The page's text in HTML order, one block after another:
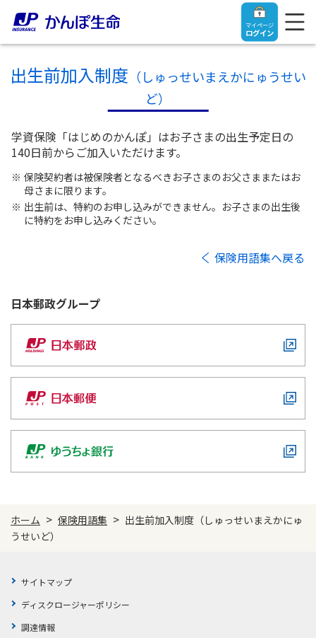
マイページ
ログイン
ご契約者さま
ご契約者さま
入院保険金・手術保険金のご請求
お手続き一覧
きっかけ・できごとから探す
新規登録
保険をご検討中のお客さま
終身保険
養老保険
定期保険
学資保険
長寿支援保険
お見積りシミュレーション
保険かんたん診断
これからのライフイベントでかかる費用とは？
【まずはご相談ください】企業経営でお悩みの方はこ
ちら
法人のお客さま向け商品一覧
目的から探す
お役立ち情報
かんぽ生命の団体取扱い
法人向け資料請求
お役立ち情報
かんぽのLifeサポートナビ
保険
お金
子育て
かんぽ生命について
かんぽ生命について
ご挨拶
会社概要
財務情報
日本郵政グループとしての取り組み
採用情報
CM・オウンドメディア／ソーシャルメディア
よくあるご質問
お問い合わせ
サステナビリティ
English
出生前加入制度 （しゅっせいまえかにゅうせい
ど）
学資保険「はじめのかんぽ」はお子さまの出生予定日の
140日前からご加入いただけます。
保険契約者は被保険者となるべきお子さまのお父さままたはお
母さまに限ります。
出生前は、特約のお申し込みができません。お子さまの出生後
に特約をお申し込みください。
保険用語集へ戻る
日本郵政グループ
ホーム > 保険用語集 > 出生前加入制度（しゅっせいまえかにゅ
うせいど）
サイトマップ
ディスクロージャーポリシー
調達情報